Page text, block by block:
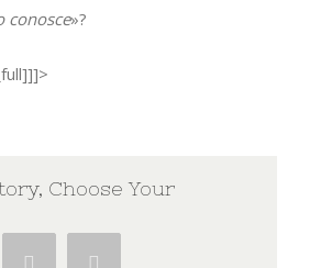
conosce»?
Choose Your
Google+